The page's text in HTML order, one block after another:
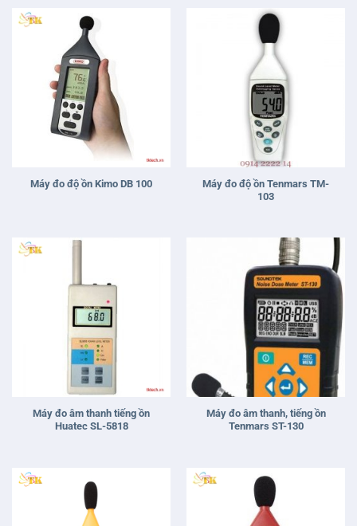
Máy đo độ ồn Kimo DB 100
Máy đo độ ồn Tenmars TM-
103
Máy đo âm thanh tiếng ồn
Huatec SL-5818
Máy đo âm thanh, tiếng ồn
Tenmars ST-130